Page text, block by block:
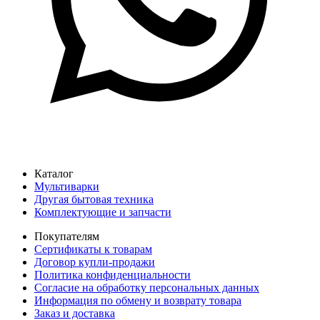
Каталог
Мультиварки
Другая бытовая техника
Комплектующие и запчасти
Покупателям
Сертификаты к товарам
Договор купли-продажи
Политика конфиденциальности
Согласие на обработку персональных данных
Информация по обмену и возврату товара
Заказ и доставка